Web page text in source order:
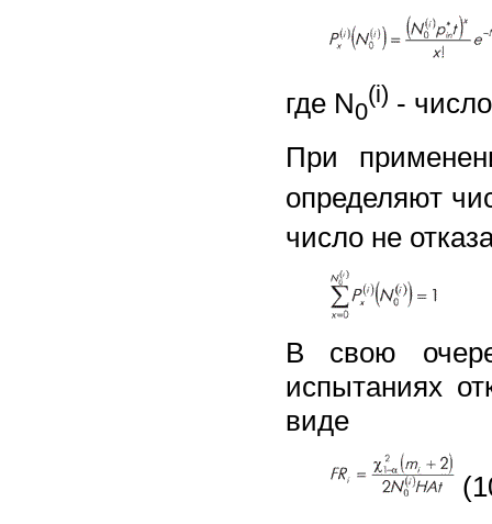
где N0
(i) -
При
определяют
число не
В свою
испытаниях
виде